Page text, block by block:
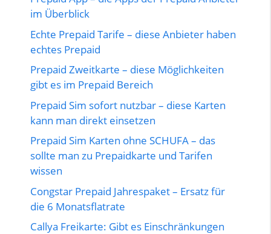
im Überblick
Echte Prepaid Tarife – diese Anbieter haben
echtes Prepaid
Prepaid Zweitkarte – diese Möglichkeiten
gibt es im Prepaid Bereich
Prepaid Sim sofort nutzbar – diese Karten
kann man direkt einsetzen
Prepaid Sim Karten ohne SCHUFA – das
sollte man zu Prepaidkarte und Tarifen
wissen
Congstar Prepaid Jahrespaket – Ersatz für
die 6 Monatsflatrate
Callya Freikarte: Gibt es Einschränkungen